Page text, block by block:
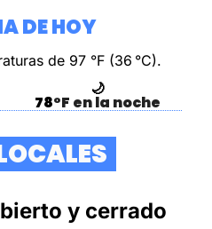
DE HOY
de 97 °F (36 °C).
🌙
78°F en la noche
LOCALES
y cerrado